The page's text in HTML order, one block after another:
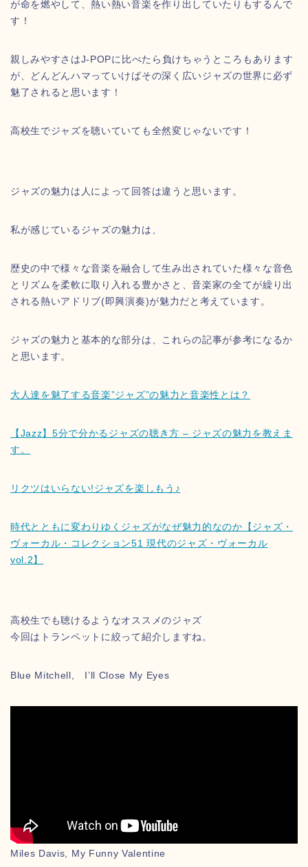
が命を燃やして、熱い熱い音楽を作り出していたりもするんで
す！
親しみやすさはJ-POPに比べたら負けちゃうところもあります
が、どんどんハマっていけばその深く広いジャズの世界に必ず
魅了されると思います！
高校生でジャズを聴いていても全然変じゃないです！
ジャズの魅力は人によって回答は違うと思います。
私が感じているジャズの魅力は、
歴史の中で様々な音楽を融合して生み出されていた様々な音色
とリズムを柔軟に取り入れる豊かさと、音楽家の全てが繰り出
される熱いアドリブ(即興演奏)が魅力だと考えています。
ジャズの魅力と基本的な部分は、これらの記事が参考になるか
と思います。
大人達を魅了する音楽”ジャズ”の魅力と音楽性とは？
【Jazz】5分で分かるジャズの聴き方 – ジャズの魅力を教えま
す。
リクツはいらない!ジャズを楽しもう♪
時代とともに変わりゆくジャズがなぜ魅力的なのか【ジャズ・
ヴォーカル・コレクション51 現代のジャズ・ヴォーカル
vol.2】
高校生でも聴けるようなオススメのジャズ
今回はトランペットに絞って紹介しますね。
Blue Mitchell, I’ll Close My Eyes
Miles Davis, My Funny Valentine